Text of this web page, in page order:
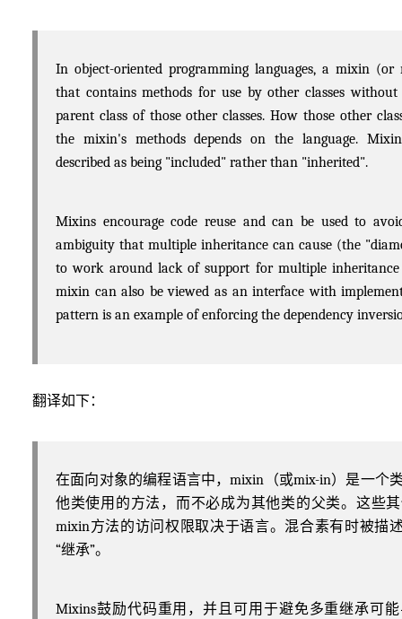
In object-oriented programming languages, a mixin (or
that contains methods for use by other classes
parent class of those other classes. How those other
the mixin's methods depends on the language.
described as being "included" rather than "inherited".
Mixins encourage code reuse and can be used to
ambiguity that multiple inheritance can cause (the
to work around lack of support for multiple
mixin can also be viewed as an interface with
pattern is an example of enforcing the dependency
翻译如下：
在面向对象的编程语言中，mixin（或mix-in）是一个
他类使用的方法，而不必成为其他类的父类。这些
mixin方法的访问权限取决于语言。混合素有时被描
“继承”。
Mixins鼓励代码重用，并且可用于避免多重继承可